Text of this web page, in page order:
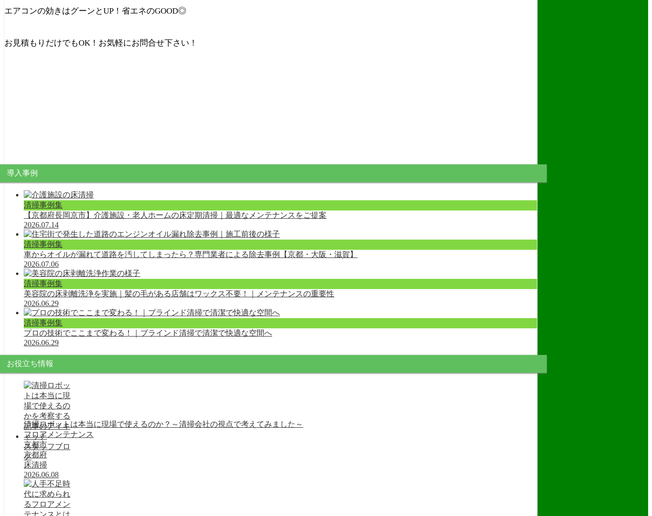
エアコンの効きはグーンとUP！省エネのGOOD◎
お見積もりだけでもOK！お気軽にお問合せ下さい！
導入事例
清掃事例集
【京都府長岡京市】介護施設・老人ホームの床定期清掃｜最適なメンテナンスをご提案
2026.07.14
清掃事例集
車からオイルが漏れて道路を汚してしまったら？専門業者による除去事例【京都・大阪・滋賀】
2026.07.06
清掃事例集
美容院の床剥離洗浄を実施｜髪の毛がある店舗はワックス不要！｜メンテナンスの重要性
2026.06.29
清掃事例集
プロの技術でここまで変わる！｜ブラインド清掃で清潔で快適な空間へ
2026.06.29
お役立ち情報
スタッフブロ
グ
清掃ロボットは本当に現場で使えるのか？～清掃会社の視点で考えてみました～
フロアメンテナンス
京都市
京都府
床清掃
2026.06.08